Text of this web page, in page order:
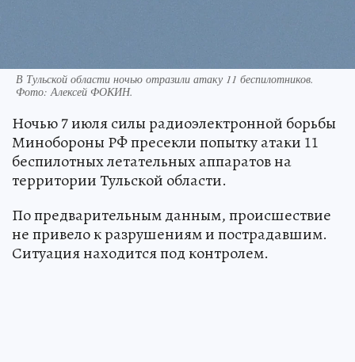
В Тульской области ночью отразили атаку 11 беспилотников.
Фото:Алексей ФОКИН.
Ночью 7 июля силы радиоэлектронной борьбы
Минобороны РФ пресекли попытку атаки 11
беспилотных летательных аппаратов на
территории Тульской области.
По предварительным данным, происшествие
не привело к разрушениям и пострадавшим.
Ситуация находится под контролем.